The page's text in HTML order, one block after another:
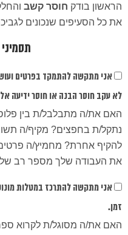
הראשון בודק חוסר קשב
את כל הסעיפים שנכונים
אני מתקשה להתמקד בפרטים
לא עקב חוסר הבנה או חוסר ידיעה
האם את/ה מתבלבל/ת בין
נתקל/ת בחפצים? מקיף/ה
להקיף אחרת? מחמיץ/ה
את העבודה שלך מספר רב של
אני מתקשה להתרכז במטלות
זמן.
האם את/ה מסוגל/ת לקרוא